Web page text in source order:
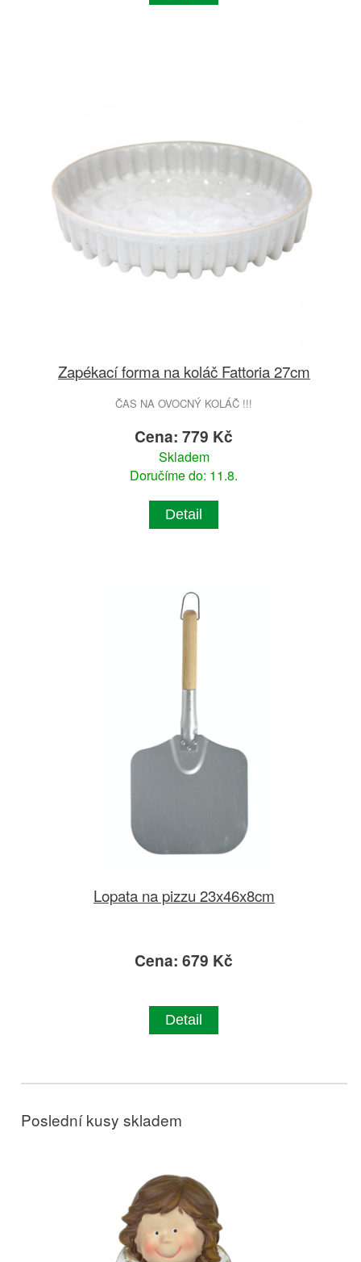
Zapékací forma na koláč Fattoria 27cm
ČAS NA OVOCNÝ KOLÁČ !!!
Cena: 779 Kč
Skladem
Doručíme do: 11.8.
Detail
Lopata na pizzu 23x46x8cm
Cena: 679 Kč
Detail
Poslední kusy skladem